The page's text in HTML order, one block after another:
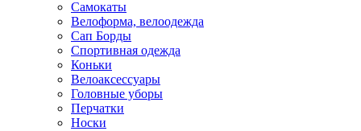
Самокаты
Велоформа, велоодежда
Сап Борды
Спортивная одежда
Коньки
Велоаксессуары
Головные уборы
Перчатки
Носки